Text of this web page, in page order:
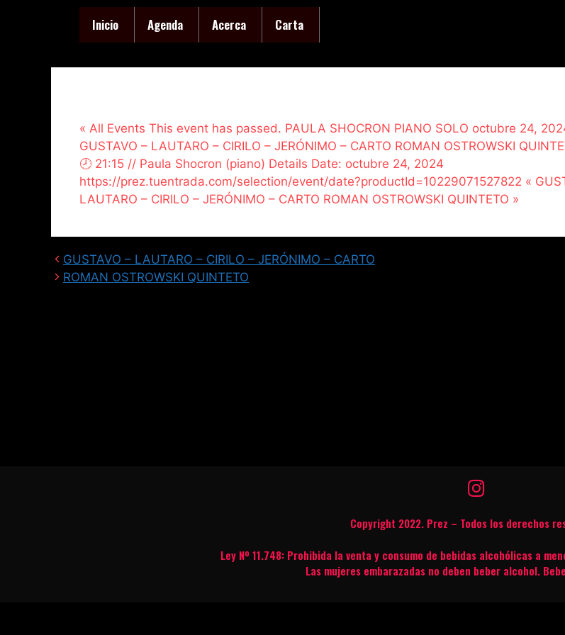
Inicio Agenda Acerca Carta
« All Events This event has passed. PAULA SHOCRON PIANO SOLO octubre 24,
GUSTAVO – LAUTARO – CIRILO – JERÓNIMO – CARTO ROMAN OSTROWSKI
🕗 21:15 // Paula Shocron (piano) Details Date: octubre 24, 2024
https://prez.tuentrada.com/selection/event/date?productId=10229071527822 «
LAUTARO – CIRILO – JERÓNIMO – CARTO ROMAN OSTROWSKI QUINTETO »
GUSTAVO – LAUTARO – CIRILO – JERÓNIMO – CARTO
ROMAN OSTROWSKI QUINTETO
Copyright 2022. Prez – Todos los derechos
Ley Nº 11.748: Prohibida la venta y consumo de bebidas alcohólicas a
Las mujeres embarazadas no deben beber alcohol.